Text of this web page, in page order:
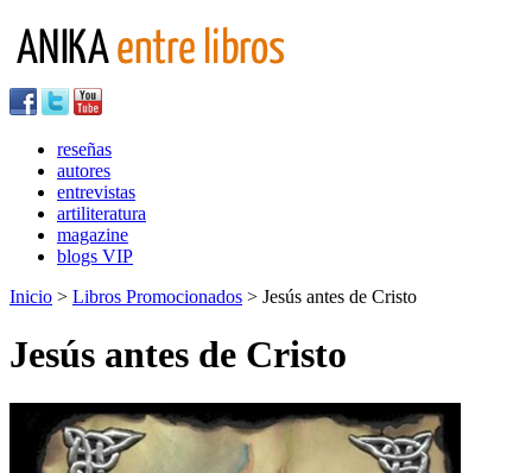
reseñas
autores
entrevistas
artiliteratura
magazine
blogs VIP
Inicio > Libros Promocionados > Jesús antes de Cristo
Jesús antes de Cristo